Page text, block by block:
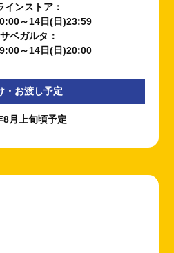
インストア：
～14日(日)23:59
ベガルタ：
～14日(日)20:00
・お渡し予定
8月上旬頃予定